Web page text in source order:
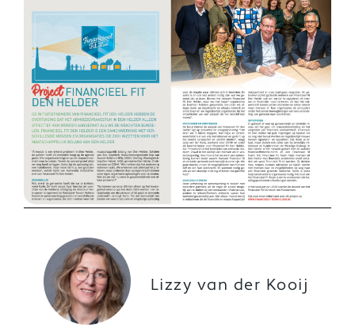
Lizzy van der Kooij